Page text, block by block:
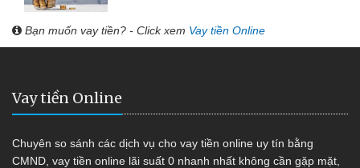
Bạn muốn vay tiền? - Click xem Vay tiền Online
Vay tiền Online
Chuyên so sánh các dịch vụ cho vay tiền online uy tín bằng
CMND, vay tiền online lãi suất 0 nhanh nhất không cần gặp mặt,